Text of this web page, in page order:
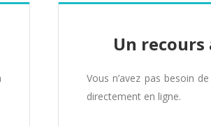
Un
Vous n’avez pas besoin
directement en ligne.